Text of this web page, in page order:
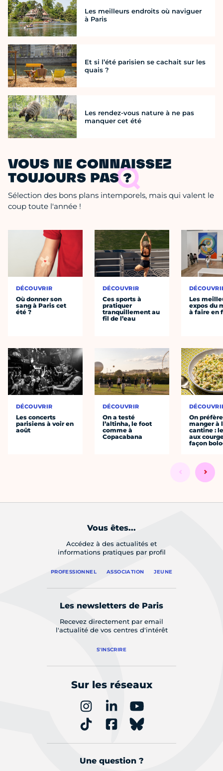
Les meilleurs endroits où naviguer
à Paris
Et si l’été parisien se cachait sur les
quais ?
Les rendez-vous nature à ne pas
manquer cet été
VOUS NE CONNAISSEZ
TOUJOURS PAS ?
Sélection des bons plans intemporels, mais qui valent le
coup toute l'année !
DÉCOUVRIR
Où donner son
sang à Paris cet
été ?
DÉCOUVRIR
Les concerts
parisiens à voir en
août
DÉCOUVRIR
Ces sports à
pratiquer
tranquillement au
fil de l’eau
DÉCOUVRIR
On a testé
l’altinha, le foot
comme à
Copacabana
Les
expos du
à faire en
On préfère
manger à
cantine :
aux
façon
Vous êtes...
Accédez à des actualités et
informations pratiques par profil
PROFESSIONNEL ASSOCIATION JEUNE
Les newsletters de Paris
Recevez directement par email
l'actualité de vos centres d'intérêt
S'INSCRIRE
Sur les réseaux
Une question ?